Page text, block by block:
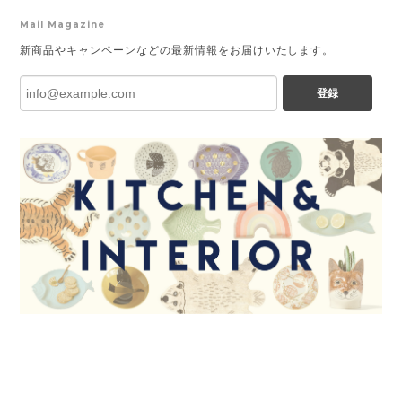
Mail Magazine
新商品やキャンペーンなどの最新情報をお届けいたします。
登録